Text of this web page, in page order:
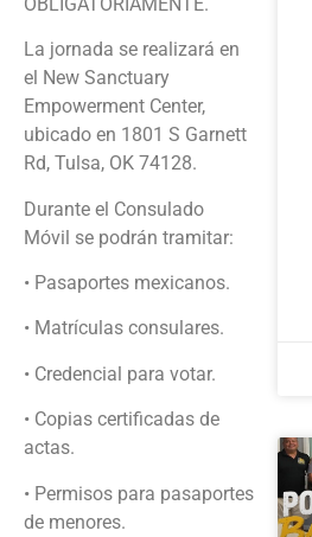
La jornada se realizará en
el New Sanctuary
Empowerment Center,
ubicado en 1801 S Garnett
Rd, Tulsa, OK 74128.
Durante el Consulado
Móvil se podrán tramitar:
• Pasaportes mexicanos.
• Matrículas consulares.
• Credencial para votar.
• Copias certificadas de
actas.
• Permisos para pasaportes
de menores.